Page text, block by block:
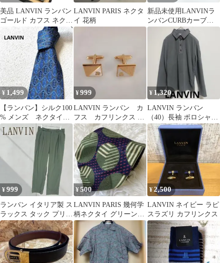
美品 LANVIN ランバン
ゴールド カフス ネクタ
イピン セット 箱付き
LANVIN PARIS ネクタ
イ 花柄
新品未使用LANVINラ
ンバンCURBカーブス
ニーカーボリュームシ
ューズ靴白
¥ 1,499
【ランバン】シルク100
% メンズ ネクタイ
ブルー 総柄
¥999
LANVIN ランバン カ
フス カフリンクス ド
イツ製 ゴールド
¥ 1,320
LANVIN ランバン
（40）長袖 ポロシャツ
ラガーシャツ ワンポイ
ント
¥999
ランバン イタリア製 ス
ラックス タック プリー
ツ オフィス ゴルフパン
ツ
¥500
LANVIN PARIS 幾何学
柄ネクタイ グリーン×
ネイビー シルク100%
¥2,500
LANVIN ネイビー ラピ
スラズリ カフリンクス